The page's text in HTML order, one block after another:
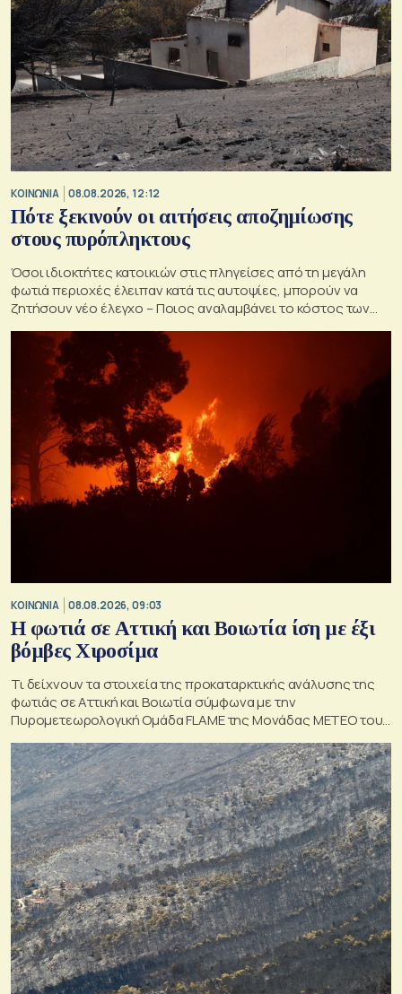
ΚΟΙΝΩΝΙΑ 08.08.2026, 12:12
Πότε ξεκινούν οι αιτήσεις αποζημίωσης
στους πυρόπληκτους
Όσοι ιδιοκτήτες κατοικιών στις πληγείσες από τη μεγάλη
φωτιά περιοχές έλειπαν κατά τις αυτοψίες, μπορούν να
ζητήσουν νέο έλεγχο – Ποιος αναλαμβάνει το κόστος των
ΚΟΙΝΩΝΙΑ 08.08.2026, 09:03
Η φωτιά σε Αττική και Βοιωτία ίση με έξι
βόμβες Χιροσίμα
Τι δείχνουν τα στοιχεία της προκαταρκτικής ανάλυσης της
φωτιάς σε Αττική και Βοιωτία σύμφωνα με την
Πυρομετεωρολογική Ομάδα FLAME της Μονάδας ΜΕΤΕΟ του